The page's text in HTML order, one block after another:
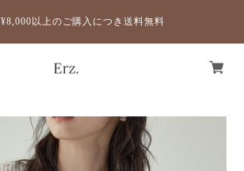
¥8,000以上のご購入につき送料無料